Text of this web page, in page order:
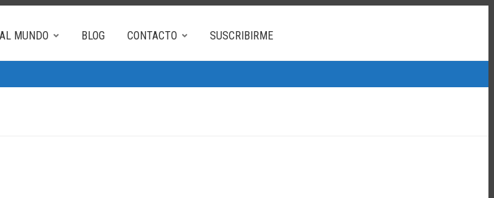
MUNDO BLOG CONTACTO SUSCRIBIRME